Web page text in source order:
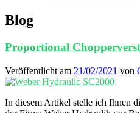
Blog
Proportional
Veröffentlicht am 21/02/2021 von
In diesem Artikel stelle ich Ihnen